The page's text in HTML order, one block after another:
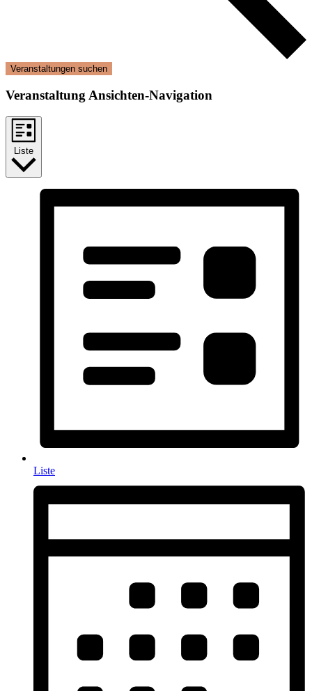
Veranstaltungen suchen
Veranstaltung Ansichten-Navigation
Liste
Liste